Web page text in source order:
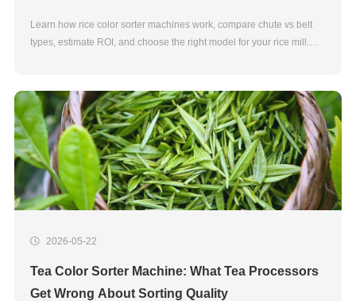
Learn how rice color sorter machines work, compare chute vs belt
types, estimate ROI, and choose the right model for your rice mill.
2026-05-22
Tea Color Sorter Machine: What Tea Processors
Get Wrong About Sorting Quality